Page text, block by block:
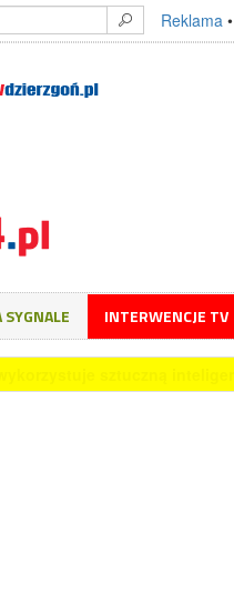
Reklama •
SYGNALE INTERWENCJE TV